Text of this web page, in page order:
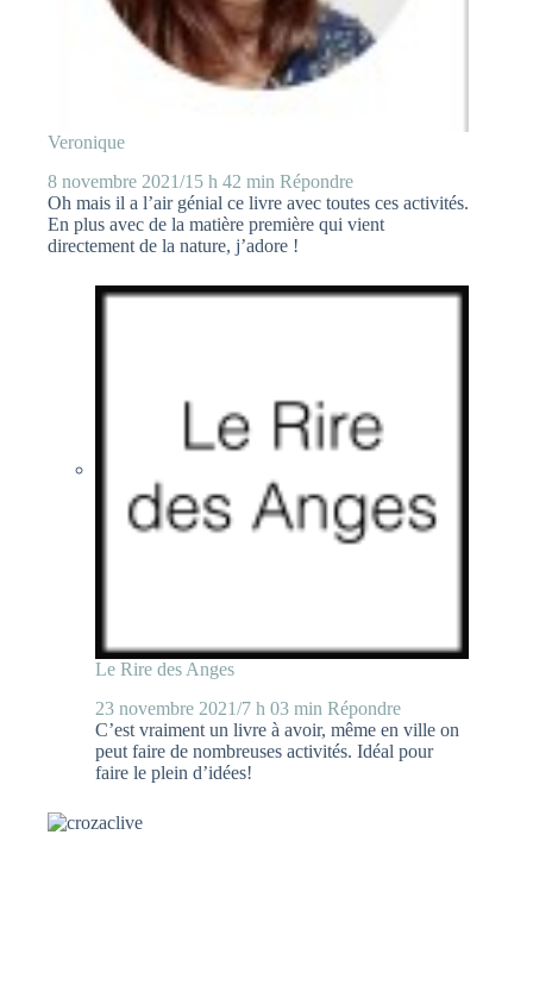
Veronique
8 novembre 2021/15 h 42 min Répondre
Oh mais il a l’air génial ce livre avec toutes ces activités.
En plus avec de la matière première qui vient
directement de la nature, j’adore !
Le Rire des Anges
23 novembre 2021/7 h 03 min Répondre
C’est vraiment un livre à avoir, même en ville on
peut faire de nombreuses activités. Idéal pour
faire le plein d’idées!